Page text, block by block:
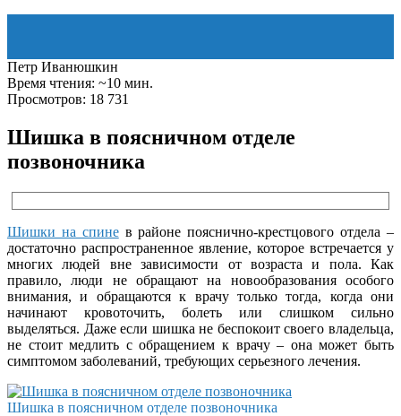
Петр Иванюшкин
Время чтения: ~10 мин.
Просмотров: 18 731
Шишка в поясничном отделе
позвоночника
Шишки на спинев районе пояснично-крестцового отдела –
достаточно распространенное явление, которое встречается у
многих людей вне зависимости от возраста и пола. Как
правило, люди не обращают на новообразования особого
внимания, и обращаются к врачу только тогда, когда они
начинают кровоточить, болеть или слишком сильно
выделяться. Даже если шишка не беспокоит своего владельца,
не стоит медлить с обращением к врачу – она может быть
симптомом заболеваний, требующих серьезного лечения.
Шишка в поясничном отделе позвоночника